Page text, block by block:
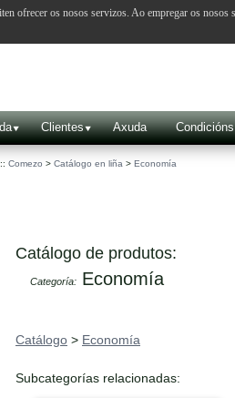
Clientes Axuda Condicións
:: Comezo > Catálogo en liña > Economía
Catálogo de produtos:
Categoría: Economía
Catálogo > Economía
Subcategorías relacionadas:
ofrecer os nosos servizos. Ao empregar os nosos